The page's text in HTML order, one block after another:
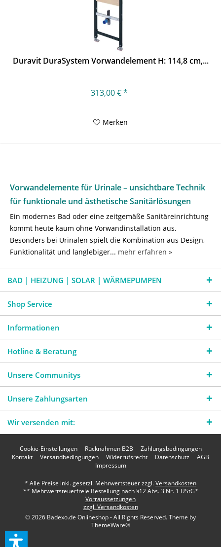
Duravit DuraSystem Vorwandelement H: 114,8 cm,...
313,00 € *
Merken
Vorwandelemente für Urinale – unsichtbare Technik
für funktionale und ästhetische Sanitärlösungen
Ein modernes Bad oder eine zeitgemäße Sanitäreinrichtung
kommt heute kaum ohne Vorwandinstallation aus.
Besonders bei Urinalen spielt die Kombination aus Design,
Funktionalität und langlebiger... mehr erfahren »
BAD | HEIZUNG | SOLAR | WÄRMEPUMPEN
Shop Service
Informationen
Hotline & Beratung
Unsere Communitys
Unsere Zahlungsarten
Wir versenden mit:
Cookie-Einstellungen Rücknahmen B2B
Zahlungsbedingungen
Kontakt
Versandbedingungen Widerrufsrecht Datenschutz
AGB
Impressum
* Alle Preise inkl. gesetzl. Mehrwertsteuer zzgl.Versandkosten
** Mehrwertsteuerfreie Bestellung nach §12 Abs. 3 Nr. 1 UStG*
Vorraussetzungen
zzgl. Versandkosten
© 2026 Badexo.de Onlineshop - All Rights Reserved. Theme by
ThemeWare®